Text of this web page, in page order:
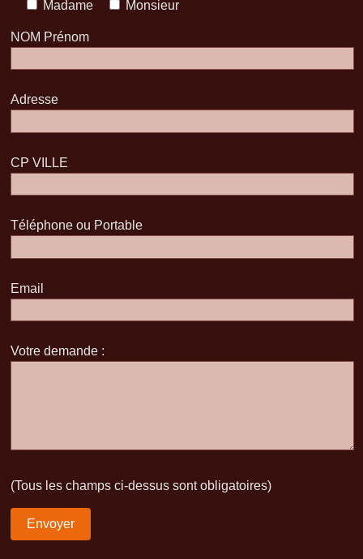
Madame Monsieur
NOM Prénom
Adresse
CP VILLE
Téléphone ou Portable
Email
Votre demande :
(Tous les champs ci-dessus sont obligatoires)